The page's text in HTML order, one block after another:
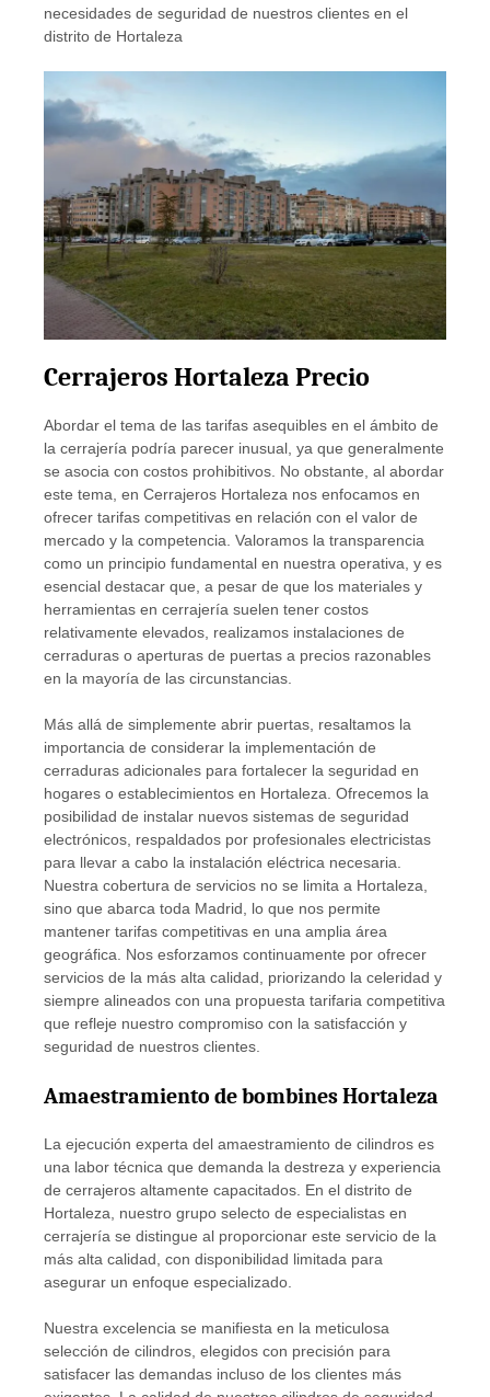
necesidades de seguridad de nuestros clientes en el
distrito de Hortaleza
Cerrajeros Hortaleza Precio
Abordar el tema de las tarifas asequibles en el ámbito de
la cerrajería podría parecer inusual, ya que generalmente
se asocia con costos prohibitivos. No obstante, al abordar
este tema, en Cerrajeros Hortaleza nos enfocamos en
ofrecer tarifas competitivas en relación con el valor de
mercado y la competencia. Valoramos la transparencia
como un principio fundamental en nuestra operativa, y es
esencial destacar que, a pesar de que los materiales y
herramientas en cerrajería suelen tener costos
relativamente elevados, realizamos instalaciones de
cerraduras o aperturas de puertas a precios razonables
en la mayoría de las circunstancias.
Más allá de simplemente abrir puertas, resaltamos la
importancia de considerar la implementación de
cerraduras adicionales para fortalecer la seguridad en
hogares o establecimientos en Hortaleza. Ofrecemos la
posibilidad de instalar nuevos sistemas de seguridad
electrónicos, respaldados por profesionales electricistas
para llevar a cabo la instalación eléctrica necesaria.
Nuestra cobertura de servicios no se limita a Hortaleza,
sino que abarca toda Madrid, lo que nos permite
mantener tarifas competitivas en una amplia área
geográfica. Nos esforzamos continuamente por ofrecer
servicios de la más alta calidad, priorizando la celeridad y
siempre alineados con una propuesta tarifaria competitiva
que refleje nuestro compromiso con la satisfacción y
seguridad de nuestros clientes.
Amaestramiento de bombines Hortaleza
La ejecución experta del amaestramiento de cilindros es
una labor técnica que demanda la destreza y experiencia
de cerrajeros altamente capacitados. En el distrito de
Hortaleza, nuestro grupo selecto de especialistas en
cerrajería se distingue al proporcionar este servicio de la
más alta calidad, con disponibilidad limitada para
asegurar un enfoque especializado.
Nuestra excelencia se manifiesta en la meticulosa
selección de cilindros, elegidos con precisión para
satisfacer las demandas incluso de los clientes más